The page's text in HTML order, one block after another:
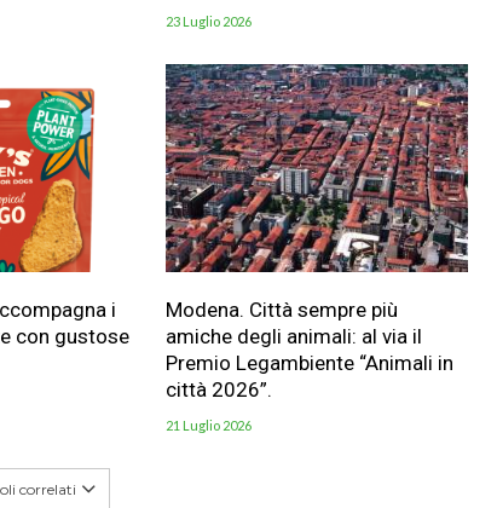
23 Luglio 2026
i
con gustose
Modena. Città sempre più
amiche degli animali: al via il
Premio Legambiente “Animali in
città 2026”.
21 Luglio 2026
correlati